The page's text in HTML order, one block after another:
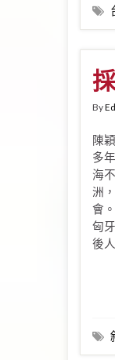
By
陳
多
海
洲
會
匈
後